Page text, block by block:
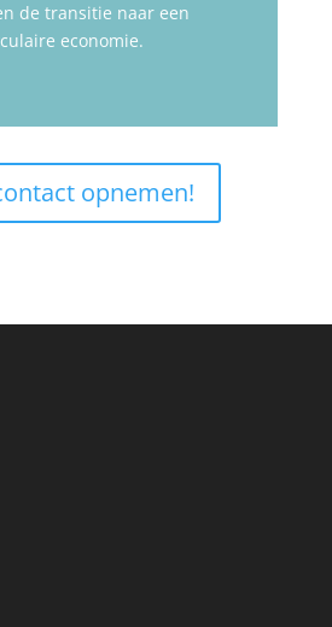
de transitie naar een
economie.
opnemen!